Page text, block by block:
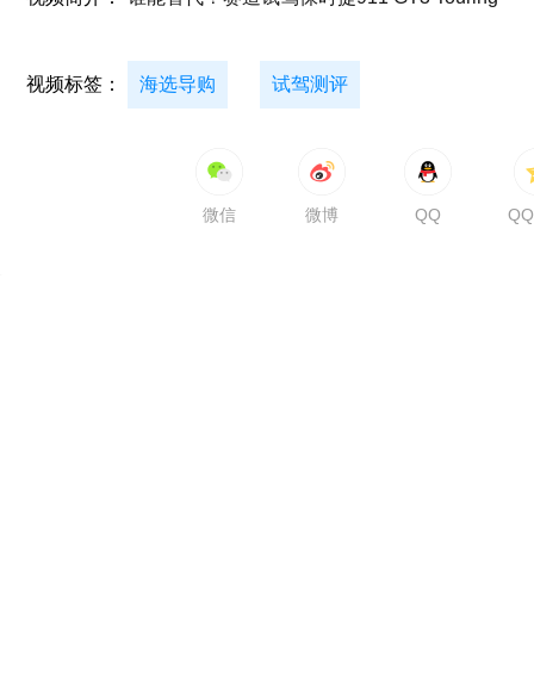
视频标签： 海选导购 试驾测评
微信 微博 QQ